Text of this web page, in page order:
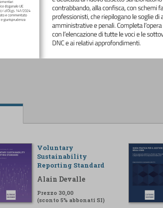
Voluntary
Sustainability
Reporting Standard
Alain Devalle
Prezzo 30,00
(sconto 5% abbonati SI)